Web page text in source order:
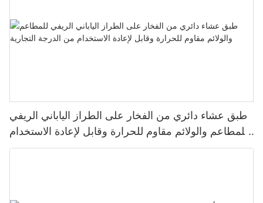
طبق عشاء دائري من الفخار على الطراز الياباني الريفي
للمطاعم والولائم مقاوم للحرارة وقابل لإعادة الاستخدام
من الدرجة التجارية